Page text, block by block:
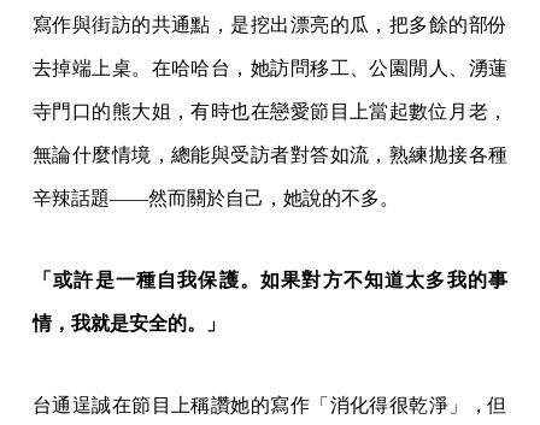
寫作與街訪的共通點，是挖出漂亮的瓜，把多餘的部份
去掉端上桌。在哈哈台，她訪問移工、公園閒人、湧蓮
寺門口的熊大姐，有時也在戀愛節目上當起數位月老，
無論什麼情境，總能與受訪者對答如流，熟練拋接各種
辛辣話題——然而關於自己，她說的不多。
「或許是一種自我保護。如果對方不知道太多我的事
情，我就是安全的。」
台通逞誠在節目上稱讚她的寫作「消化得很乾淨」，但